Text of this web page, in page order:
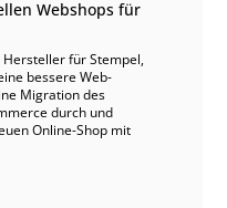
Webshops für
für Stempel,
bessere Web-
Migration des
durch und
Online-Shop mit